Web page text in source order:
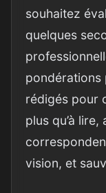
souhaitez
quelques
pondérations
rédigés pour
plus qu’à
vision, et